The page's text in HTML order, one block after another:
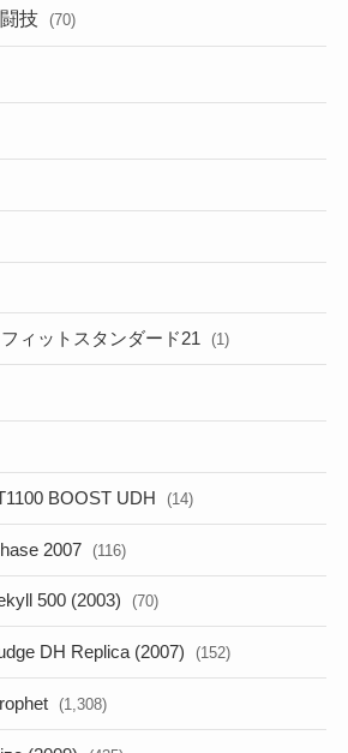
技 (70)
ィットスタンダード21 (1)
BOOST UDH (14)
2007 (116)
500 (2003) (70)
DH Replica (2007) (152)
(1,308)